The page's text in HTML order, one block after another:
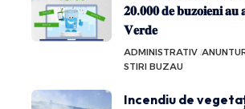
𝟐𝟎.𝟎𝟎𝟎 𝐝𝐞 𝐛𝐮𝐳𝐨𝐢𝐞𝐧𝐢 𝐚𝐮
𝐕𝐞𝐫𝐝𝐞
ADMINISTRATIV
STIRI BUZAU
Incendiu de